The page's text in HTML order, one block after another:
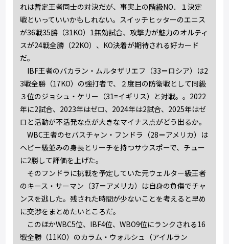
れは暫定王者同士の対決だが、事実上の階級NO．１決定
戦といっていいかもしれない。スイッチヒッターのエニス
が36戦35勝（31KO）1無効試合、攻撃力が魅力のオルティ
スが24戦全勝（22KO）、KO決着が期待される好カード
だ。
IBF王者のバカラン・ムルタザリエフ（33＝ロシア）は2
3戦全勝（17KO）の強打者で、２度目の防衛戦として同級
３位のジョシュ・ケリー（31=イギリス）と対戦。。2022
年に2試合、2023年はゼロ、2024年は2試合、2025年はゼ
ロと活動が不活発な点が大きなマイナス点がどう出るか。
WBC王者のセバスチャン・フンドラ（28＝アメリカ）は
ヘビー級並みの身長とリーチを持つサウスポーで、チュー
に2勝して評価を上げた。
そのフンドラに挑戦を予定していた元ウェルター級王者
のキース・サーマン（37＝アメリカ）は自身の負傷でチャ
ンスを逃した。残された時間が少ないことを考えると早め
に交渉をまとめたいところだ。
このほかWBC5位、IBF4位、WBO9位にランクされる16
戦全勝（11KO）のカラム・ウォルシュ（アイルラン